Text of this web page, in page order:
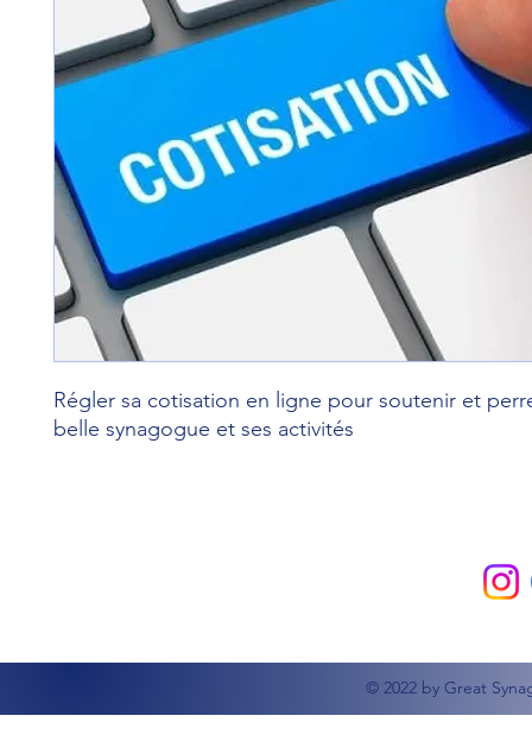
Régler sa cotisation en ligne pour soutenir et
belle synagogue et ses activités
© 2022 by Great